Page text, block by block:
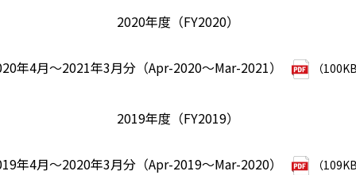
2020年度（FY2020）
年4月～2021年3月分（Apr-2020～Mar-2021） （
2019年度（FY2019）
年4月～2020年3月分（Apr-2019～Mar-2020） （